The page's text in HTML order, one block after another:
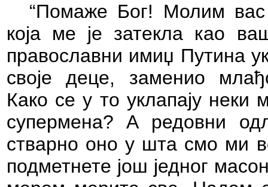
“Помаже Бог!
Молим
која ме је затекла као
православни имиџ Путина
своје деце, заменио
Како се у то уклапају неки
супермена? А редовни
стварно оно у шта смо ми
подметнете још једног